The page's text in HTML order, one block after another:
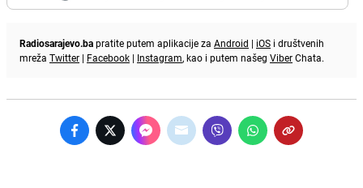
Radiosarajevo.bapratite putem aplikacije za Android | iOS i društvenih
mreža Twitter | Facebook | Instagram, kao i putem našeg ViberChata.